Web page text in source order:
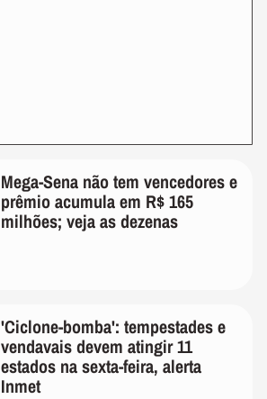
Mega-Sena não tem vencedores e
prêmio acumula em R$ 165
milhões; veja as dezenas
'Ciclone-bomba': tempestades e
vendavais devem atingir 11
estados na sexta-feira, alerta
Inmet